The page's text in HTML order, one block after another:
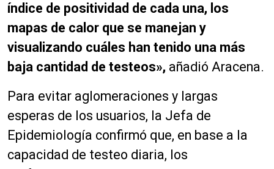
índice de positividad de cada una, los
mapas de calor que se manejan y
visualizando cuáles han tenido una más
baja cantidad de testeos», añadió Aracena.
Para evitar aglomeraciones y largas
esperas de los usuarios, la Jefa de
Epidemiología confirmó que, en base a la
capacidad de testeo diaria, los